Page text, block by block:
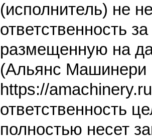
(исполнитель) не
ответственность
размещенную на
(Альянс Машинери
https://
ответственность
полностью несет